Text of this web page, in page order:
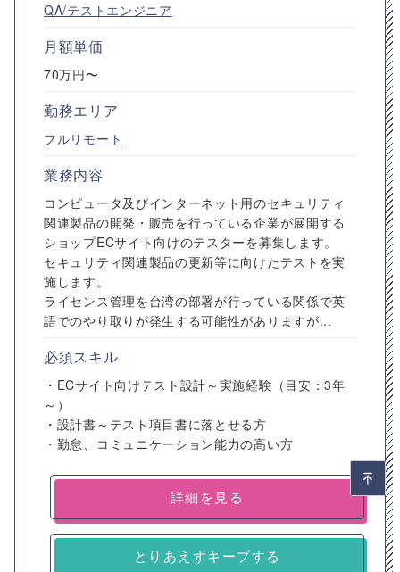
QA/テストエンジニア
月額単価
70万円〜
勤務エリア
フルリモート
業務内容
コンピュータ及びインターネット用のセキュリティ
関連製品の開発・販売を行っている企業が展開する
ショップECサイト向けのテスターを募集します。
セキュリティ関連製品の更新等に向けたテストを実
施します。
ライセンス管理を台湾の部署が行っている関係で英
語でのやり取りが発生する可能性がありますが...
必須スキル
・ECサイト向けテスト設計～実施経験（目安：3年
～）
・設計書～テスト項目書に落とせる方
・勤怠、コミュニケーション能力の高い方
詳細を見る
とりあえずキープする